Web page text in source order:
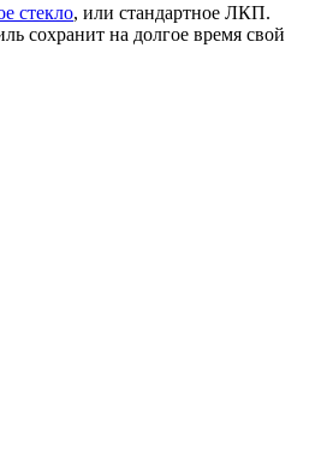
стекло, или стандартное ЛКП.
сохранит на долгое время свой